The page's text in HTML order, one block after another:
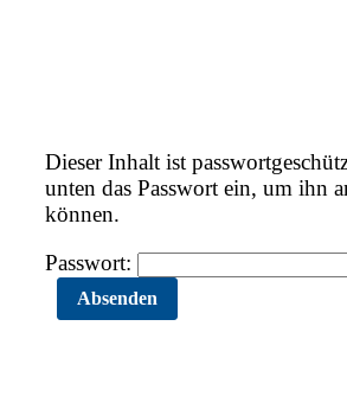
Dieser Inhalt ist
unten das Passwort ein, um ihn
können.
Passwort: